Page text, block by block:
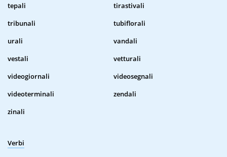
tepali
tirastivali
tribunali
tubiflorali
urali
vandali
vestali
vetturali
videogiornali
videosegnali
videoterminali
zendali
zinali
Verbi